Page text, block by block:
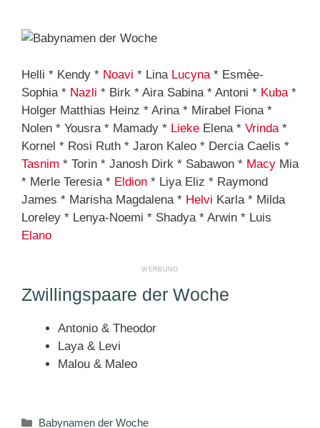
Helli * Kendy * Noavi * Lina Lucyna * Esmèe-
Sophia * Nazli * Birk * Aira Sabina * Antoni * Kuba *
Holger Matthias Heinz * Arina * Mirabel Fiona *
Nolen * Yousra * Mamady * Lieke Elena * Vrinda *
Kornel * Rosi Ruth * Jaron Kaleo * Dercia Caelis *
Tasnim * Torin * Janosh Dirk * Sabawon * Macy Mia
* Merle Teresia * Eldion * Liya Eliz * Raymond
James * Marisha Magdalena * Helvi Karla * Milda
Loreley * Lenya-Noemi * Shadya * Arwin * Luis
Elano
Zwillingspaare der Woche
Antonio & Theodor
Laya & Levi
Malou & Maleo
Kategorien
Babynamen der Woche